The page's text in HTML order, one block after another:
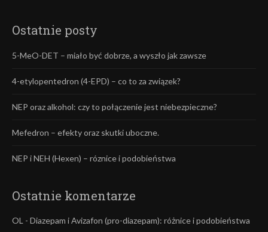
Ostatnie posty
5-MeO-DET – miało być dobrze, a wyszło jak zawsze
4-etylopentedron (4-EPD) – co to za związek?
NEP oraz alkohol: czy to połączenie jest niebezpieczne?
Mefedron – efekty oraz skutki uboczne.
NEP i NEH (Hexen) – róznice i podobieństwa
Ostatnie komentarze
OL - Diazepam i Avizafon (pro-diazepam): różnice i podobieństwa